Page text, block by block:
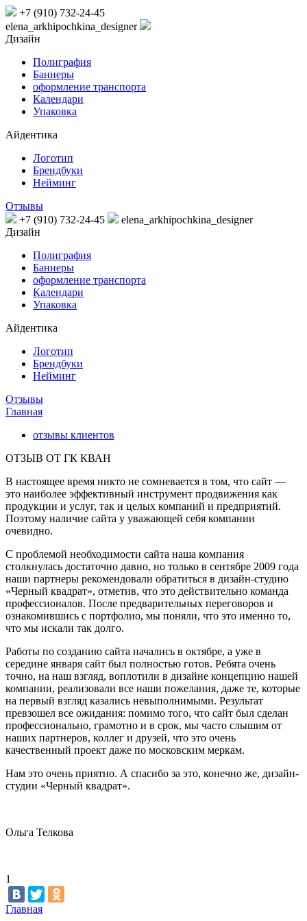
+7 (910) 732-24-45
elena_arkhipochkina_designer
Дизайн
Полиграфия
Баннеры
оформление транспорта
Календари
Упаковка
Айдентика
Логотип
Брендбуки
Нейминг
Отзывы
+7 (910) 732-24-45
elena_arkhipochkina_designer
Дизайн
Полиграфия
Баннеры
оформление транспорта
Календари
Упаковка
Айдентика
Логотип
Брендбуки
Нейминг
Отзывы
Главная
отзывы клиентов
ОТЗЫВ ОТ ГК КВАН
В настоящее время никто не сомневается в том, что сайт —
это наиболее эффективный инструмент продвижения как
продукции и услуг, так и целых компаний и предприятий.
Поэтому наличие сайта у уважающей себя компании
очевидно.
С проблемой необходимости сайта наша компания
столкнулась достаточно давно, но только в сентябре 2009 года
наши партнеры рекомендовали обратиться в дизайн-студию
«Черный квадрат», отметив, что это действительно команда
профессионалов. После предварительных переговоров и
ознакомившись с портфолио, мы поняли, что это именно то,
что мы искали так долго.
Работы по созданию сайта начались в октябре, а уже в
середине января сайт был полностью готов. Ребята очень
точно, на наш взгляд, воплотили в дизайне концепцию нашей
компании, реализовали все наши пожелания, даже те, которые
на первый взгляд казались невыполнимыми. Результат
превзошел все ожидания: помимо того, что сайт был сделан
профессионально, грамотно и в срок, мы часто слышим от
наших партнеров, коллег и друзей, что это очень
качественный проект даже по московским меркам.
Нам это очень приятно. А спасибо за это, конечно же, дизайн-
студии «Черный квадрат».
Ольга Телкова
1
Главная